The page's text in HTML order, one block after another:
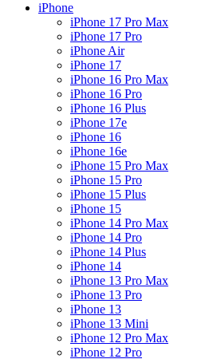
iPhone
iPhone 17 Pro Max
iPhone 17 Pro
iPhone Air
iPhone 17
iPhone 16 Pro Max
iPhone 16 Pro
iPhone 16 Plus
iPhone 17e
iPhone 16
iPhone 16e
iPhone 15 Pro Max
iPhone 15 Pro
iPhone 15 Plus
iPhone 15
iPhone 14 Pro Max
iPhone 14 Pro
iPhone 14 Plus
iPhone 14
iPhone 13 Pro Max
iPhone 13 Pro
iPhone 13
iPhone 13 Mini
iPhone 12 Pro Max
iPhone 12 Pro